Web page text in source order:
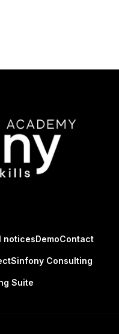
noticesDemoContact
Sinfony Consulting
Suite